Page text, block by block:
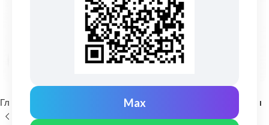
Max
Нажмите, чтобы увеличить
Главная Комплектующие для кровли Самоклеющиеся ленты